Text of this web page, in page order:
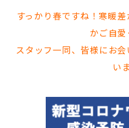
すっかり春ですね！寒暖
かご自
スタッフ一同、皆様にお
い